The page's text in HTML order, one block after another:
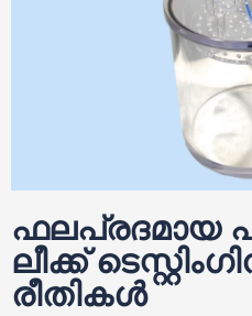
ഫലപ്രദമായ
ലീക്ക്
രീതികൾ